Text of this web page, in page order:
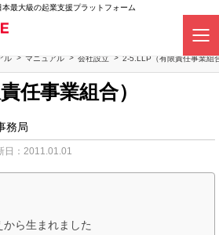
最大級の起業支援プラットフォーム
ル マニュアル 会社設立 2-5.LLP（有限責任事業組
任事業組合）
務局
日：2011.01.01
ら生まれました